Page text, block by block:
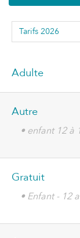
Adulte
Autre
• enfant 12 à
Gratuit
• Enfant - 12